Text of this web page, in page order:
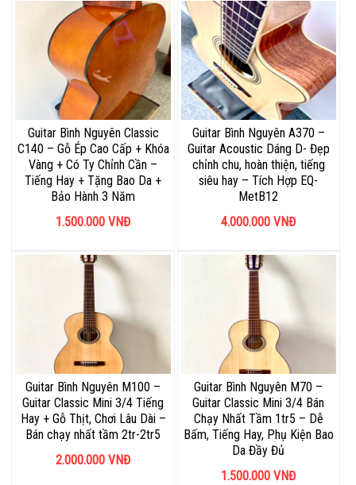
Guitar Bình Nguyên Classic
C140 – Gỗ Ép Cao Cấp + Khóa
Vàng + Có Ty Chỉnh Cần –
Tiếng Hay + Tặng Bao Da +
Bảo Hành 3 Năm
1.500.000 VNĐ
Guitar Bình Nguyên A370 –
Guitar Acoustic Dáng D- Đẹp
chỉnh chu, hoàn thiện, tiếng
siêu hay – Tích Hợp EQ-
MetB12
4.000.000 VNĐ
Guitar Bình Nguyên M100 –
Guitar Classic Mini 3/4 Tiếng
Hay + Gỗ Thịt, Chơi Lâu Dài –
Bán chạy nhất tầm 2tr-2tr5
2.000.000 VNĐ
Guitar Bình Nguyên M70 –
Guitar Classic Mini 3/4 Bán
Chạy Nhất Tầm 1tr5 – Dễ
Bấm, Tiếng Hay, Phụ Kiện Bao
Da Đầy Đủ
1.500.000 VNĐ